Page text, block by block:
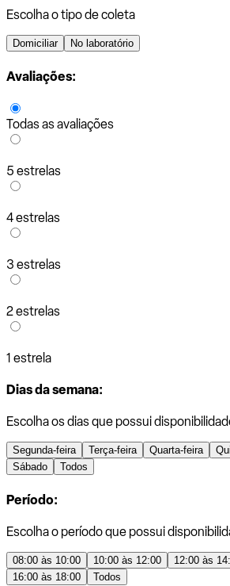
Escolha o tipo de coleta
Domiciliar No laboratório
Avaliações:
Todas as avaliações
5 estrelas
4 estrelas
3 estrelas
2 estrelas
1 estrela
Dias da semana:
Escolha os dias que possui
Segunda-feira Terça-feira Quarta-feira
Sábado
Todos
Período:
Escolha o período que possui
08:00 às 10:00 10:00 às 12:00 12:00 às
16:00 às 18:00
Todos